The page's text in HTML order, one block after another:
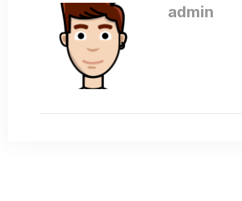
admin